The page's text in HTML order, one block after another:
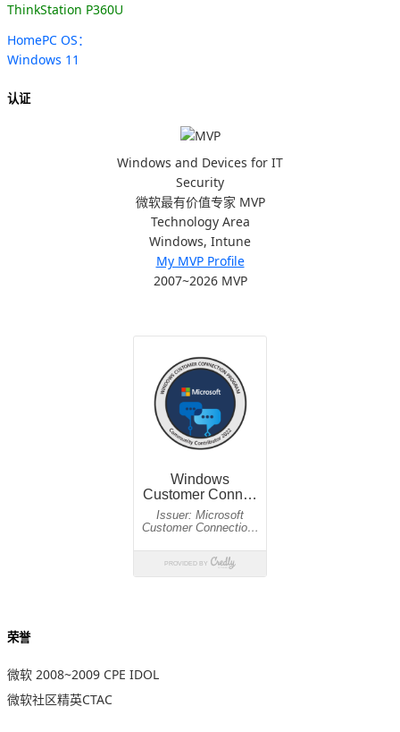
ThinkStation P360U
HomePC OS：
Windows 11
认证
Windows and Devices for IT
Security
微软最有价值专家 MVP
Technology Area
Windows, Intune
My MVP Profile
2007~2026 MVP
荣誉
微软 2008~2009 CPE IDOL
微软社区精英CTAC